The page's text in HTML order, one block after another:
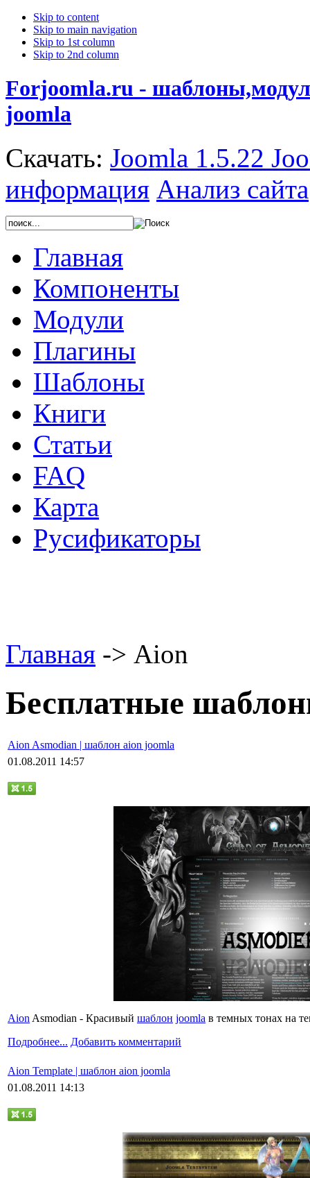
Skip to content
Skip to main navigation
Skip to 1st column
Skip to 2nd column
Forjoomla.ru -
joomla
Скачать: Joomla 1.5.22
информация Анализ сайта
Главная
Компоненты
Модули
Плагины
Шаблоны
Книги
Статьи
FAQ
Карта
Русификаторы
Главная -> Aion
Бесплатные
Aion Asmodian | шаблон aion joomla
01.08.2011 14:57
Aion Asmodian - Красивый шаблон joomla в темных тонах на
Подробнее... Добавить комментарий
Aion Template | шаблон aion joomla
01.08.2011 14:13